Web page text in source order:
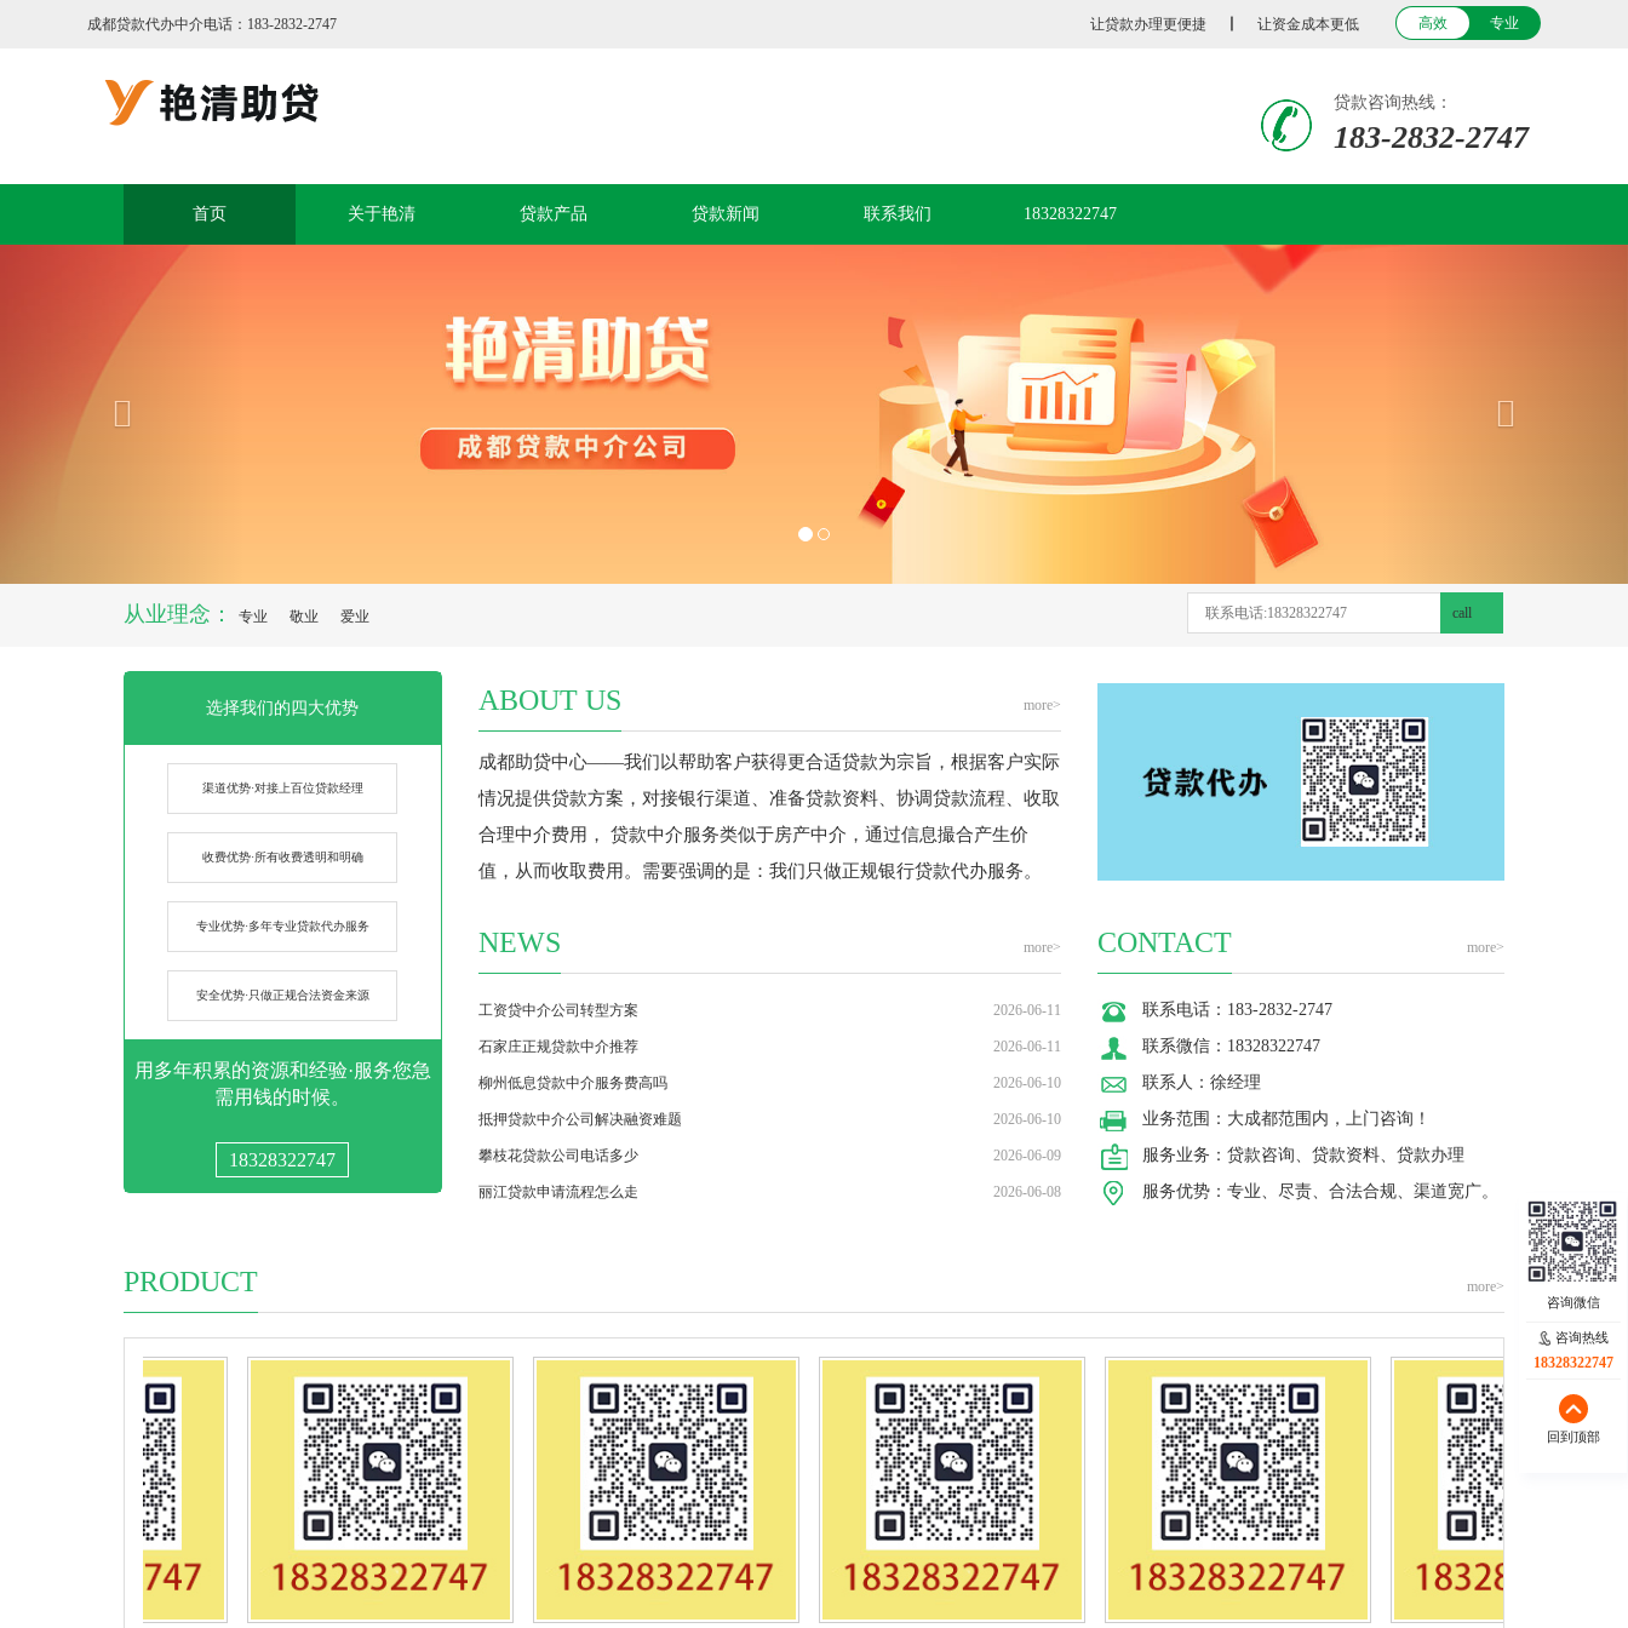
成都贷款代办中介电话： 183-2832-2747 让贷款办理更便捷 让资金成本更低 专业 专业
高效
贷款咨询热线：
183-2832-2747
首页 关于艳清 贷款产品 贷款新闻 联系我们 18328322747
Previous
从业理念： 专业 敬业 爱业 call
选择我们的四大优势
渠道优势·对接上百位贷款经理
收费优势·所有收费透明和明确
专业优势·多年专业贷款代办服务
安全优势·只做正规合法资金来源
用多年积累的资源和经验·服务您急
需用钱的时候。
18328322747
ABOUT US more>
成都助贷中心——我们以帮助客户获得更合适贷款为宗旨，根据客户实际
情况提供贷款方案，对接银行渠道、准备贷款资料、协调贷款流程、收取
合理中介费用， 贷款中介服务类似于房产中介，通过信息撮合产生价
值，从而收取费用。需要强调的是：我们只做正规银行贷款代办服务。
NEWS more>
2026-06-11
工资贷中介公司转型方案
2026-06-11
石家庄正规贷款中介推荐
2026-06-10
柳州低息贷款中介服务费高吗
2026-06-10
抵押贷款中介公司解决融资难题
2026-06-09
攀枝花贷款公司电话多少
2026-06-08
丽江贷款申请流程怎么走
CONTACT more>
联系电话： 183-2832-2747
联系微信： 18328322747
联系人：徐经理
业务范围：大成都范围内，上门咨询！
服务业务：贷款咨询、贷款资料、贷款办理
服务优势：专业、尽责、合法合规、渠道宽广。
PRODUCT more>
咨询热线
18328322747
回到顶部